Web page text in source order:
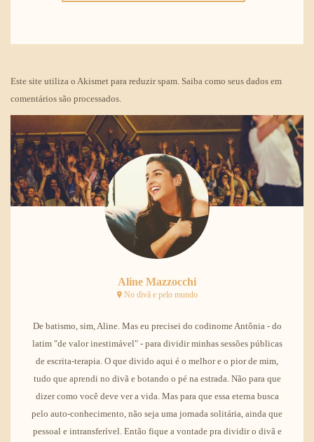
Este site utiliza o Akismet para reduzir spam. Saiba como seus dados em
comentários são processados.
Aline Mazzocchi
No divã e pelo mundo
De batismo, sim, Aline. Mas eu precisei do codinome Antônia - do
latim "de valor inestimável" - para dividir minhas sessões públicas
de escrita-terapia. O que divido aqui é o melhor e o pior de mim,
tudo que aprendi no divã e botando o pé na estrada. Não para que
dizer como você deve ver a vida. Mas para que essa eterna busca
pelo auto-conhecimento, não seja uma jornada solitária, ainda que
pessoal e intransferível. Então fique a vontade pra dividir o divã e